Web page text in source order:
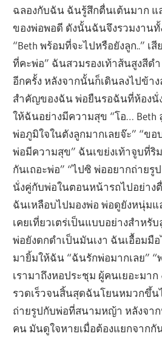
ฉลองกับฉัน ฉันรู้สึกตื่นเต้นมาก แ
ของพ่อพอดี ดังนั้นฉันจึงรวมงาน
“Beth พร้อมที่จะไปหรือยังลูก..” เสี
ที่คะพ่อ” ฉันสวมรองเท้าส้นสูงสีด
อีกครั้ง หลังจากนั้นก็เดินลงไปข้า
สำคัญของฉัน พ่อยืนรอฉันที่ห้องนั่
ให้ฉันอย่างมีความสุข “โอ… Beth
พ่อภูมิใจในตังลูกมากเลยจ๊ะ” “
พ่อมีความสุข” ฉันเขย่งเท้าจูบที่ริ
กันเถอะพ่อ” “ไปซิ พ่ออยากถ่ายรู
นั่งคู่กับพ่อในตอนหน้ารถไปอย่าง
ฉันเหลือบไปมองพ่อ พ่อดูยังหนุ่มแ
เคยเที่ยวเตร่เป็นแบบอย่างสำหรั
พ่อยังดกดำเป็นมันเงา ฉันเอื้อมมื
มายิ้มให้ฉัน “ฉันรักพ่อมากเลย” “
เรามาถึงหอประชุม ผู้คนเยอะมา
รวดเร็วจนสิ้นสุดฉันโยนหมวกขึ้น
ถ่ายรูปกับพ่อที่สนามหญ้า หลังจา
คน มันดูใจหายเมื่อต้องแยกจาก